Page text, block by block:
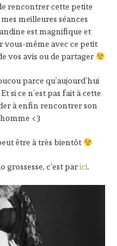
rencontrer cette petite
meilleures séances
est magnifique et
vous-même avec ce petit
vos avis ou de partager
parce qu’aujourd’hui
si ce n’est pas fait à cette
à enfin rencontrer son
<3
être à très bientôt
c’est parici.